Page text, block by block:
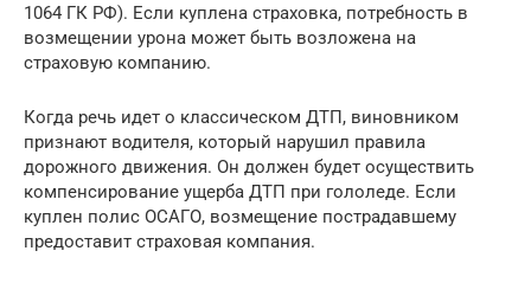
1064 ГК РФ). Если куплена страховка, потребность в
возмещении урона может быть возложена на
страховую компанию.
Когда речь идет о классическом ДТП, виновником
признают водителя, который нарушил правила
дорожного движения. Он должен будет осуществить
компенсирование ущерба ДТП при гололеде. Если
куплен полис ОСАГО, возмещение пострадавшему
предоставит страховая компания.